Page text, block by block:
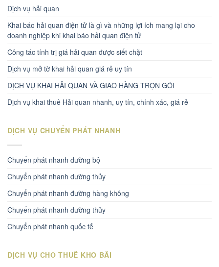
Dịch vụ hải quan
Khai báo hải quan điện tử là gì và những lợi ích mang lại cho
doanh nghiệp khi khai báo hải quan điện tử
Công tác tính trị giá hải quan được siết chặt
Dịch vụ mở tờ khai hải quan giá rẻ uy tín
DỊCH VỤ KHAI HẢI QUAN VÀ GIAO HÀNG TRỌN GÓI
Dịch vụ khai thuê Hải quan nhanh, uy tín, chính xác, giá rẻ
DỊCH VỤ CHUYỂN PHÁT NHANH
Chuyển phát nhanh đường bộ
Chuyển phát nhanh dường thủy
Chuyển phát nhanh đường hàng không
Chuyển phát nhanh đường thủy
Chuyển phát nhanh quốc tế
DỊCH VỤ CHO THUÊ KHO BÃI